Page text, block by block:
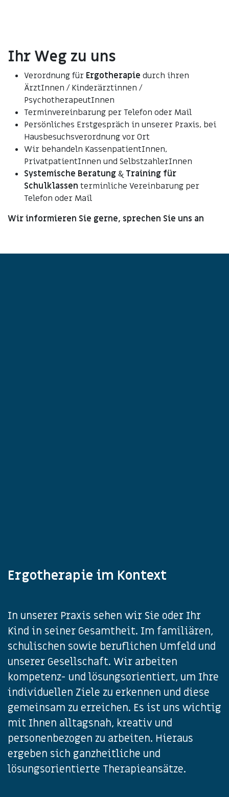
Ihr Weg zu uns
Verordnung für Ergotherapie durch ihren
ÄrztInnen / Kinderärztinnen /
PsychotherapeutInnen
Terminvereinbarung per Telefon oder Mail
Persönliches Erstgespräch in unserer Praxis, bei
Hausbesuchsverordnung vor Ort
Wir behandeln KassenpatientInnen,
PrivatpatientInnen und SelbstzahlerInnen
Systemische Beratung& Training für
Schulklassen terminliche Vereinbarung per
Telefon oder Mail
Wir informieren Sie gerne, sprechen Sie uns an
Ergotherapie im Kontext
In unserer Praxis sehen wir Sie oder Ihr
Kind in seiner Gesamtheit. Im familiären,
schulischen sowie beruflichen Umfeld und
unserer Gesellschaft. Wir arbeiten
kompetenz- und lösungsorientiert, um Ihre
individuellen Ziele zu erkennen und diese
gemeinsam zu erreichen. Es ist uns wichtig
mit Ihnen alltagsnah, kreativ und
personenbezogen zu arbeiten. Hieraus
ergeben sich ganzheitliche und
lösungsorientierte Therapieansätze.